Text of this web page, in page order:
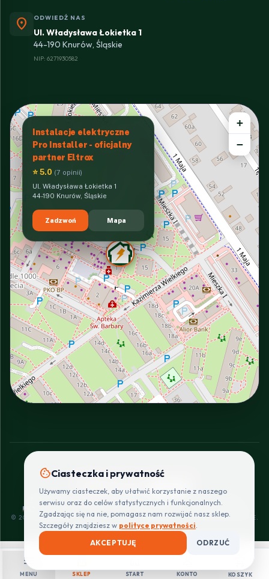
menu
MENU SKLEP START KONTO KOSZYK
location_on ODWIEDŹ NAS
Ul. Władysława Łokietka 1
44-190 Knurów, Śląskie
NIP: 6271930582
Instalacje elektryczne
Pro Installer - oficjalny
partner Eltrox
⭐ 5.0 (7 opinii)
Ul. Władysława Łokietka 1
44-190 Knurów, Śląskie
Zadzwoń Mapa
+
−
INTERACTIVE VIEW
SZYBKIE I BEZPIECZNE PŁATNOŚCI
POLITYKA
PRYWATNOŚCI
REGULAMIN
CENNIK
DOSTAW
ZWROTY I
REKLAMACJE
© 2026 PROINSTALLER.PL - KNURÓW. WSZYSTKIE PRAWA ZASTRZEŻONE.
cookieCiasteczka i prywatność
Używamy ciasteczek, aby ułatwić korzystanie z naszego
serwisu oraz do celów statystycznych i funkcjonalnych.
Zgadzając się na nie, pomagasz nam rozwijać nasz sklep.
Szczegóły znajdziesz w polityce prywatności.
AKCEPTUJĘ
ODRZUĆ